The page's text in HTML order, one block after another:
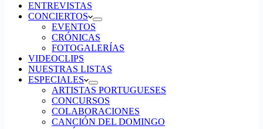
ENTREVISTAS
CONCIERTOS
EVENTOS
CRÓNICAS
FOTOGALERÍAS
VIDEOCLIPS
NUESTRAS LISTAS
ESPECIALES
ARTISTAS PORTUGUESES
CONCURSOS
COLABORACIONES
CANCIÓN DEL DOMINGO